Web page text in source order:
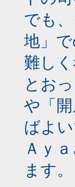
でも
地」
難し
とお
や「
ばよい
Ａｙ
ます。